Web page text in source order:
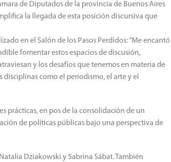
de Diputados de la provincia de Buenos Aires
la llegada de esta posición discursiva que
en el Salón de los Pasos Perdidos: "Me encantó
fomentar estos espacios de discusión,
y los desafíos que tenemos en materia de
como el periodismo, el arte y el
prácticas, en pos de la consolidación de un
de políticas públicas bajo una perspectiva de
Dziakowski y Sabrina Sábat. También